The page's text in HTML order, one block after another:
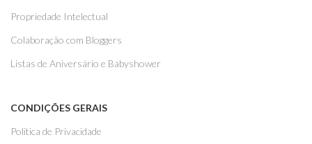
Propriedade Intelectual
Colaboração com Bloggers
Listas de Aniversário e Babyshower
CONDIÇÕES GERAIS
Politica de Privacidade